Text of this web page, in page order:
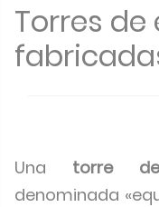
Torres
Una torre
denominada